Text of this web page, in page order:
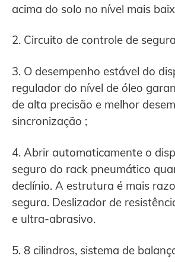
acima do solo no nível mais
2. Circuito de controle de
3. O desempenho estável do
regulador do nível de óleo
de alta precisão e melhor
sincronização ;
4. Abrir automaticamente o
seguro do rack pneumático
declínio. A estrutura é mais
segura. Deslizador de
e ultra-abrasivo.
5. 8 cilindros, sistema de